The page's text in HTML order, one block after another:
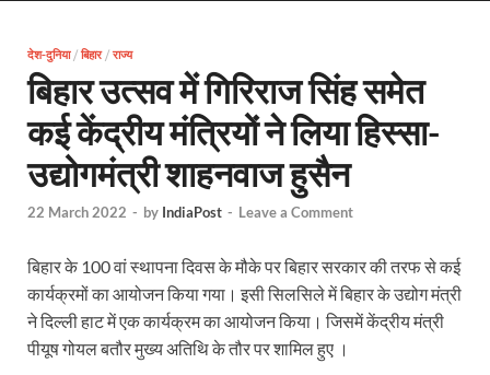
Bharat Tex 2026: टेक्सटाइल निवेश के प्रमुख गंतव्य के
Shri Ram Mandir: श्रीराम मंदिर चढ़ावा चोरी के
CM Yogi Barabanki Visit: मुख्यमंत्री योगी आदित्यनाथ
Lok Sanvardhan Parva: देहरादून में मुख्यमंत्री पुष्कर सिंह
West Bengal Rajya Sabha By-Election: चुनाव
Shri Kashi Vishwanath Mandir: उत्तरकाशी में CM
देश-दुनिया/ बिहार/ राज्य
बिहार उत्सव में गिरिराज सिंह समेत
कई केंद्रीय मंत्रियों ने लिया हिस्सा-
उद्योगमंत्री शाहनवाज हुसैन
22 March 2022 - by IndiaPost - Leave a Comment
बिहार के 100 वां स्थापना दिवस के मौके पर बिहार सरकार की तरफ से कई
कार्यक्रमों का आयोजन किया गया। इसी सिलसिले में बिहार के उद्योग मंत्री
ने दिल्ली हाट में एक कार्यक्रम का आयोजन किया। जिसमें केंद्रीय मंत्री
पीयूष गोयल बतौर मुख्य अतिथि के तौर पर शामिल हुए ।